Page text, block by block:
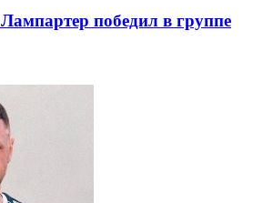
победил в группе